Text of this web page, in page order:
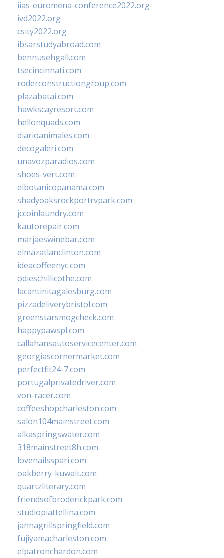
iias-euromena-conference2022.org
ivd2022.org
csity2022.org
ibsarstudyabroad.com
bennusehgall.com
tsecincinnati.com
roderconstructiongroup.com
plazabatai.com
hawkscayresort.com
hellonquads.com
diarioanimales.com
decogaleri.com
unavozparadios.com
shoes-vert.com
elbotanicopanama.com
shadyoaksrockportrvpark.com
jccoinlaundry.com
kautorepair.com
marjaeswinebar.com
elmazatlanclinton.com
ideacoffeenyc.com
odieschillicothe.com
lacantinitagalesburg.com
pizzadeliverybristol.com
greenstarsmogcheck.com
happypawspl.com
callahansautoservicecenter.com
georgiascornermarket.com
perfectfit24-7.com
portugalprivatedriver.com
von-racer.com
coffeeshopcharleston.com
salon104mainstreet.com
alkaspringswater.com
318mainstreet8h.com
lovenailsspari.com
oakberry-kuwait.com
quartzliterary.com
friendsofbroderickpark.com
studiopiattellina.com
jannagrillspringfield.com
fujiyamacharleston.com
elpatronchardon.com